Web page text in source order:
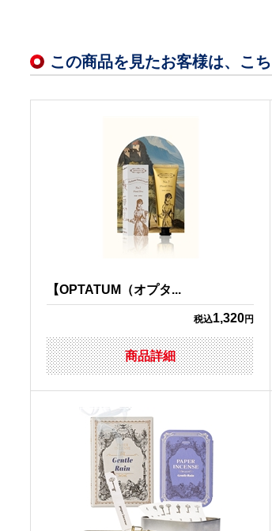
この商品を見たお客様は、こ
【OPTATUM（オプタ...
税込1,320円
商品詳細